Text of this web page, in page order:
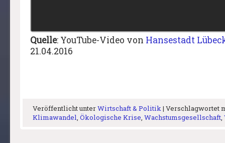
Quelle: YouTube-Video von Hansestadt
21.04.2016
Veröffentlicht unterWirtschaft & Politik| Verschlagwortet
Klimawandel, Ökologische Krise, Wachstumsgesellschaft,